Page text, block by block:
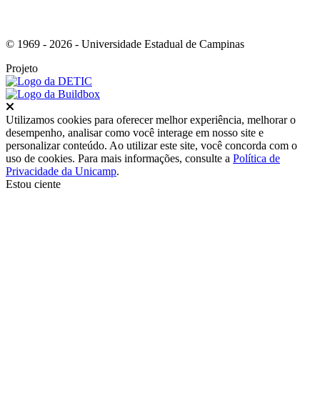
© 1969 - 2026 - Universidade Estadual de Campinas
Projeto
Utilizamos cookies para oferecer melhor experiência, melhorar o
desempenho, analisar como você interage em nosso site e
personalizar conteúdo. Ao utilizar este site, você concorda com o
uso de cookies. Para mais informações, consulte a Política de
Privacidade da Unicamp.
Estou ciente